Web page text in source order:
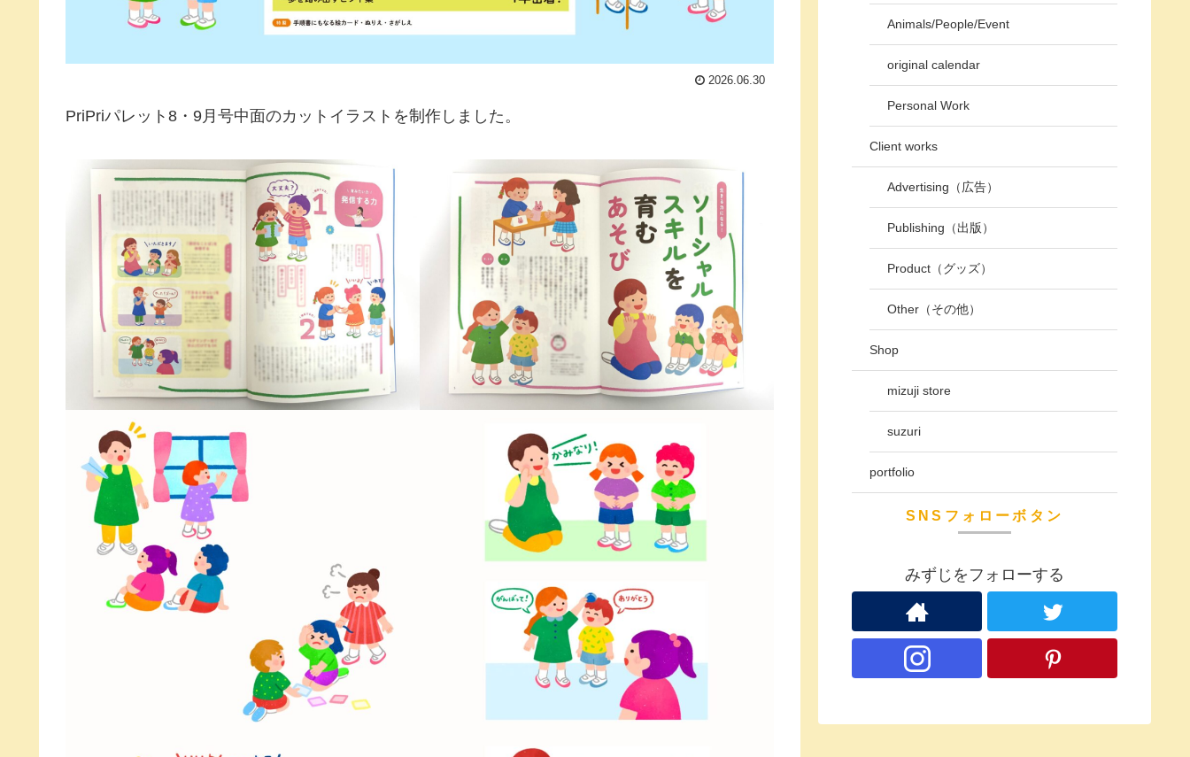
2026.06.30
PriPriパレット8・9月号中面のカットイラストを制作しました。
Animals/People/Event
original calendar
Personal Work
Client works
Advertising（広告）
Publishing（出版）
Product（グッズ）
Other（その他）
Shop
mizuji store
suzuri
portfolio
SNSフォローボタン
みずじをフォローする